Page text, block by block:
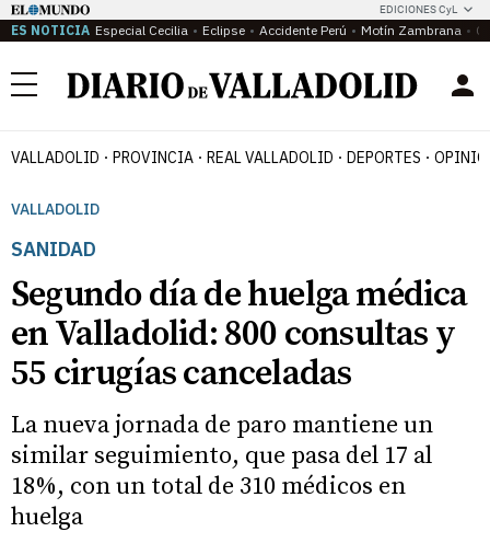
EDICIONES CyL
ES NOTICIA Especial Cecilia Eclipse Accidente Perú Motín Zambrana
Menú
VALLADOLID PROVINCIA REAL VALLADOLID DEPORTES
VALLADOLID
SANIDAD
Segundo día de huelga médica
en Valladolid: 800 consultas y
55 cirugías canceladas
La nueva jornada de paro mantiene un
similar seguimiento, que pasa del 17 al
18%, con un total de 310 médicos en
huelga